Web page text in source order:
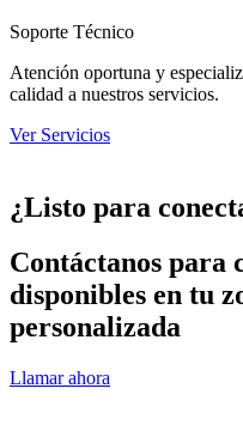
Soporte Técnico
Atención oportuna y
calidad a nuestros servicios.
Ver Servicios
¿Listo para
Contáctanos para
disponibles en tu
personalizada
Llamar ahora